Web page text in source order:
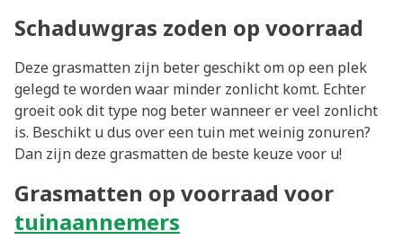
Schaduwgras zoden op voorraad
Deze grasmatten zijn beter geschikt om op een plek
gelegd te worden waar minder zonlicht komt. Echter
groeit ook dit type nog beter wanneer er veel zonlicht
is. Beschikt u dus over een tuin met weinig zonuren?
Dan zijn deze grasmatten de beste keuze voor u!
Grasmatten op voorraad voor
tuinaannemers